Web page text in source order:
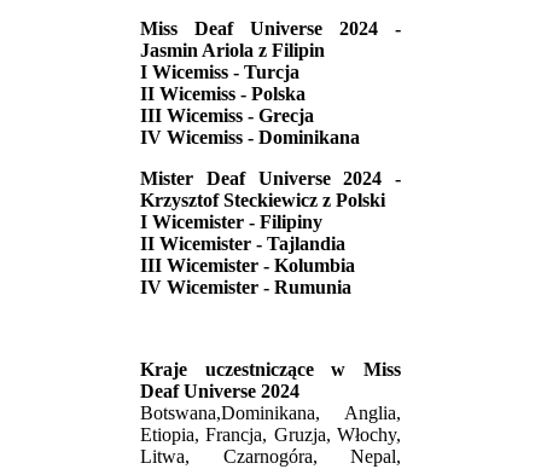
Miss Deaf Universe 2024 -
Jasmin Ariola z Filipin
I Wicemiss - Turcja
II Wicemiss - Polska
III Wicemiss - Grecja
IV Wicemiss - Dominikana
Mister Deaf Universe 2024 -
Krzysztof Steckiewicz z Polski
I Wicemister - Filipiny
II Wicemister - Tajlandia
III Wicemister - Kolumbia
IV Wicemister - Rumunia
Kraje uczestniczące w Miss
Deaf Universe 2024
Botswana,Dominikana, Anglia,
Etiopia, Francja, Gruzja, Włochy,
Litwa, Czarnogóra, Nepal,